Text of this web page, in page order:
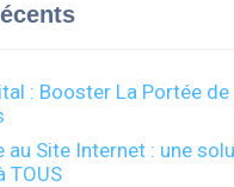
: Booster La Portée de
au Site Internet : une
TOUS